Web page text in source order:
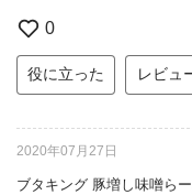
0
役に立った レビュ
2020年07月27日
ブタキング 豚増し味噌ら